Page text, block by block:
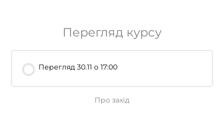
Перегляд курсу
Перегляд 30.11 о 17:00
Про захід